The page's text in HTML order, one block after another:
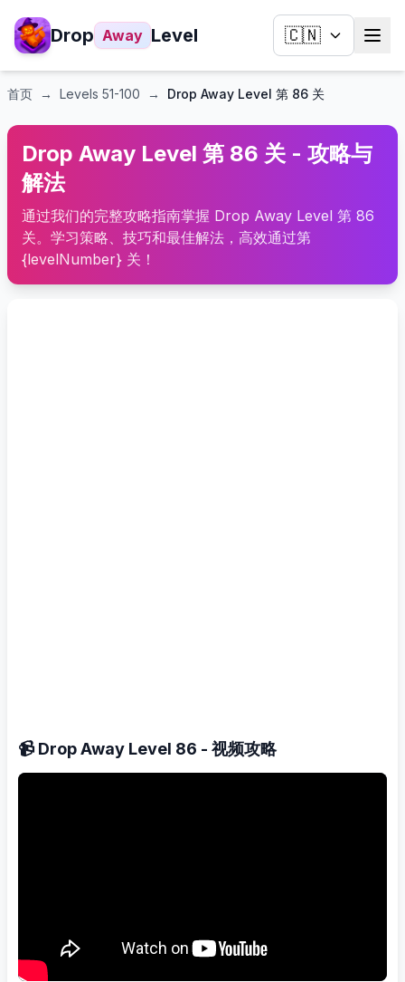
Drop Away Level 🇨🇳
首页 → Levels 51-100 → Drop Away Level 第 86 关
Drop Away Level 第 86 关 - 攻略与
解法
通过我们的完整攻略指南掌握 Drop Away Level 第 86
关。学习策略、技巧和最佳解法，高效通过第
{levelNumber} 关！
📹 Drop Away Level 86 - 视频攻略